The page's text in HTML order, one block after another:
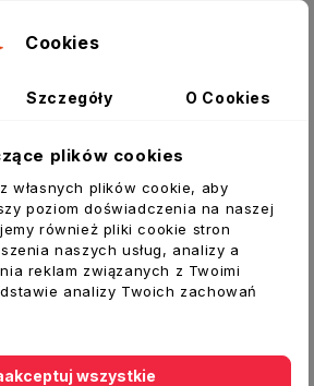
równoprzelotowy
i z odejściem pod
125
100
158
Cookies
Szczegóły O Cookies
plików cookies
własnych plików cookie, aby
poziom doświadczenia na naszej
również pliki cookie stron
naszych usług, analizy a
reklam związanych z Twoimi
analizy Twoich zachowań
wszystkie